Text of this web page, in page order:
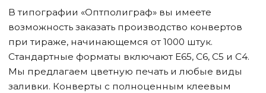
В типографии «Оптполиграф» вы имеете
возможность заказать производство конвертов
при тираже, начинающемся от 1000 штук.
Стандартные форматы включают Е65, С6, С5 и С4.
Мы предлагаем цветную печать и любые виды
заливки. Конверты с полноценным клеевым